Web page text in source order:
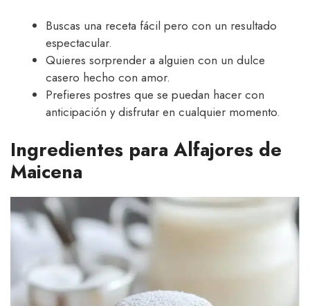
Buscas una receta fácil pero con un resultado
espectacular.
Quieres sorprender a alguien con un dulce
casero hecho con amor.
Prefieres postres que se puedan hacer con
anticipación y disfrutar en cualquier momento.
Ingredientes para Alfajores de
Maicena